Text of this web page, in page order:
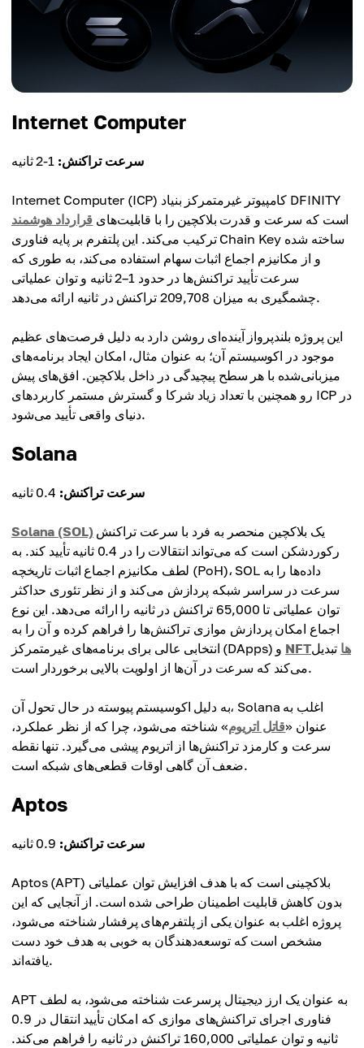
Internet Computer
سرعت تراکنش: 1-2 ثانیه
Internet Computer (ICP) کامپیوتر غیرمتمرکز بنیاد DFINITY
است که سرعت و قدرت بلاکچین را با قابلیت‌های قرارداد هوشمند
ترکیب می‌کند. این پلتفرم بر پایه فناوری Chain Key ساخته شده
و از مکانیزم اجماع اثبات سهام استفاده می‌کند، به طوری که
سرعت تأیید تراکنش‌ها در حدود 1–2 ثانیه و توان عملیاتی
چشمگیری به میزان 209,708 تراکنش در ثانیه ارائه می‌دهد.
این پروژه بلندپرواز آینده‌ای روشن دارد به دلیل فرصت‌های عظیم
موجود در اکوسیستم آن؛ به عنوان مثال، امکان ایجاد برنامه‌های
میزبانی‌شده با هر سطح پیچیدگی در داخل بلاکچین. افق‌های پیش
رو همچنین با تعداد زیاد شرکا و گسترش مستمر کاربردهای ICP در
دنیای واقعی تأیید می‌شود.
Solana
سرعت تراکنش:
Solana (SOL)
رکوردشکن است که می‌تواند انتقالات را در 0.4 ثانیه تأیید کند. به
لطف مکانیزم اجماع اثبات تاریخچه (PoH)، SOL داده‌ها را به
سرعت در سراسر شبکه پردازش می‌کند و از نظر تئوری حداکثر
توان عملیاتی تا 65,000 تراکنش در ثانیه را ارائه می‌دهد. این نوع
اجماع امکان پردازش موازی تراکنش‌ها را فراهم کرده و آن را به
NFTها تبدیل
می‌کند که سرعت در آن‌ها از اولویت بالایی برخوردار است.
به دلیل اکوسیستم پیوسته در حال تحول آن، Solana اغلب به
عنوان «قاتل اتریوم» شناخته می‌شود، چرا که از نظر عملکرد،
سرعت و کارمزد تراکنش‌ها از اتریوم پیشی می‌گیرد. تنها نقطه
ضعف آن گاهی اوقات قطعی‌های شبکه است.
Aptos
سرعت تراکنش:
Aptos (APT) بلاکچینی است که با هدف افزایش توان عملیاتی
بدون کاهش قابلیت اطمینان طراحی شده است. از آنجایی که این
پروژه اغلب به عنوان یکی از پلتفرم‌های پرفشار شناخته می‌شود،
مشخص است که توسعه‌دهندگان به خوبی به هدف خود دست
یافته‌اند.
APT به عنوان یک ارز دیجیتال پرسرعت شناخته می‌شود، به لطف
فناوری اجرای تراکنش‌های موازی که امکان تأیید انتقال در 0.9
ثانیه و توان عملیاتی 160,000 تراکنش در ثانیه را فراهم می‌کند.